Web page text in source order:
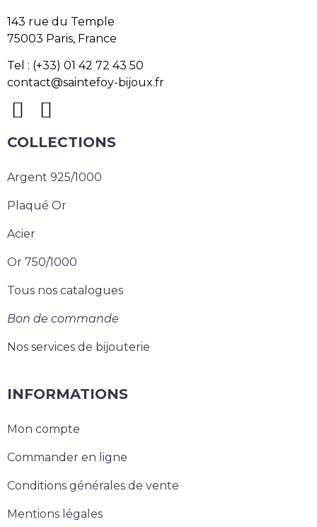
143 rue du Temple
75003 Paris, France
Tel : (+33) 01 42 72 43 50
contact@saintefoy-bijoux.fr
COLLECTIONS
Argent 925/1000
Plaqué Or
Acier
Or 750/1000
Tous nos catalogues
Bon de commande
Nos services de bijouterie
INFORMATIONS
Mon compte
Commander en ligne
Conditions générales de vente
Mentions légales